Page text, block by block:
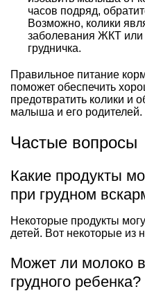
часов подряд,
Возможно, колики
заболевания ЖКТ
грудничка.
Правильное питание
поможет обеспечить
предотвратить колики и
малыша и его родителей.
Частые вопросы
Какие продукты
при грудном
Некоторые продукты
детей. Вот некоторые из
Может ли молоко
грудного ребенка?